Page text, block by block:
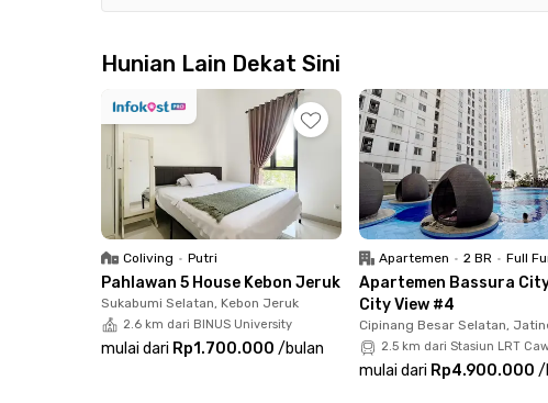
Berlokasi strategis di kawasan Kuningan, kost
lokasi premium dan fasilitas lengkap, Griya Rasuna
Hunian Lain Dekat Sini
Coliving • Putri
Pahlawan 5 House Kebon Jeruk
Sukabumi Selatan, Kebon Jeruk
2.6 km dari BINUS University
mulai dari Rp1.700.000 /bulan
Apartemen • 2 BR • Full
Apartemen Bassura
City View #4
Cipinang Besar Selatan,
2.5 km dari Stasiun LRT
mulai dari Rp4.900.000 /